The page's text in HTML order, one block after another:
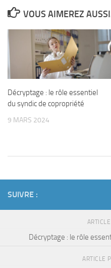
VOUS AIMEREZ
Décryptage : le rôle essentiel
du syndic de copropriété
9 MARS 2024
SUIVRE :
Décryptage : le rôle
ARTICLE